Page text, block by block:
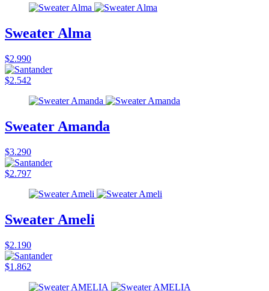
Sweater Alma
$2.990
$2.542
Sweater Amanda
$3.290
$2.797
Sweater Ameli
$2.190
$1.862